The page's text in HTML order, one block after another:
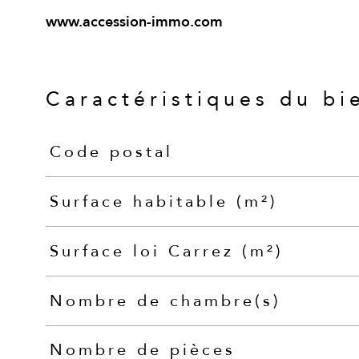
www.accession-immo.com
Caractéristiques du
Caractéristiques Valeurs
Code postal
Surface habitable (m²)
Surface loi Carrez (m²)
Nombre de chambre(s)
Nombre de pièces